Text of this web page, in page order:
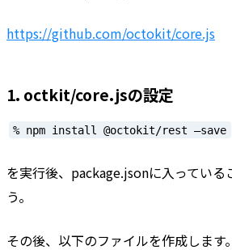
https://github.com/octokit/core.js
1. octkit/core.jsの設定
% npm install @octokit/rest —save
を実行後、package.jsonに入っている
う。
その後、以下のファイルを作成します。